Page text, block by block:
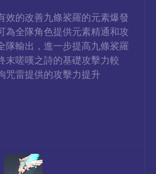
效的改善九條裟羅的元素爆發
為全隊角色提供元素精通和攻
隊輸出，進一步提高九條裟羅
末嗟嘆之詩的基礎攻擊力較
咒雷提供的攻擊力提升